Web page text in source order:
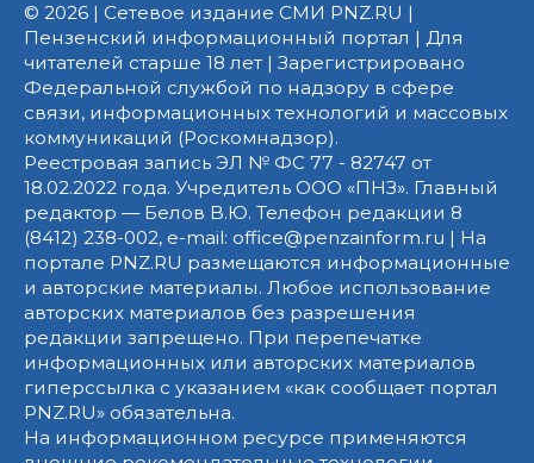
© 2026 | Сетевое издание СМИ PNZ.RU |
Пензенский информационный портал | Для
читателей старше 18 лет | Зарегистрировано
Федеральной службой по надзору в сфере
связи, информационных технологий и массовых
коммуникаций (Роскомнадзор).
Реестровая запись ЭЛ № ФС 77 - 82747 от
18.02.2022 года. Учредитель ООО «ПНЗ». Главный
редактор — Белов В.Ю. Телефон редакции 8
(8412) 238-002, e-mail: office@penzainform.ru | На
портале PNZ.RU размещаются информационные
и авторские материалы. Любое использование
авторских материалов без разрешения
редакции запрещено. При перепечатке
информационных или авторских материалов
гиперссылка с указанием «как сообщает портал
PNZ.RU» обязательна.
На информационном ресурсе применяются